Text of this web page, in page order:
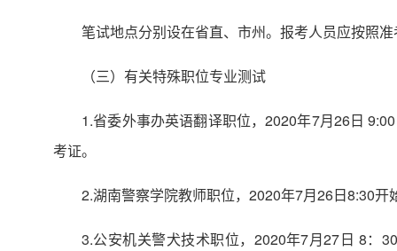
笔试地点分别设在省直、市州。报考人员应按照
（三）有关特殊职位专业测试
1.省委外事办英语翻译职位，2020年7月26日
考证。
2.湖南警察学院教师职位，2020年7月26日8:30
3.公安机关警犬技术职位，2020年7月27日 8：